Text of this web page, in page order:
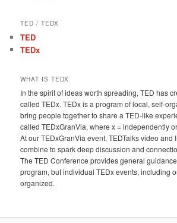
TED / TEDX
TED
TEDx
WHAT IS TEDX
In the spirit of ideas worth spreading, TED has
called TEDx. TEDx is a program of local, self-
bring people together to share a TED-like
called TEDxGranVia, where x = independently
At our TEDxGranVia event, TEDTalks video and
combine to spark deep discussion and
The TED Conference provides general
program, but individual TEDx events, including
organized.